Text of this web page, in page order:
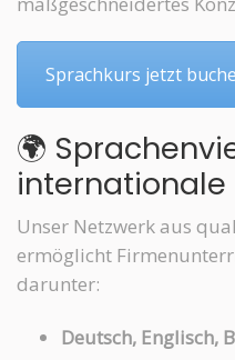
Sprachkurs jetzt
🌍
Unser Netzwerk aus
ermöglicht
darunter:
Deutsch, Englisch,